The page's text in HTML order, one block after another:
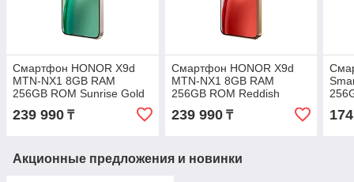
Смартфон HONOR X9d
MTN-NX1 8GB RAM
256GB ROM Sunrise Gold
239 990 ₸
Смартфон HONOR X9d
MTN-NX1 8GB RAM
256GB ROM Reddish
239 990₸
Акционные предложения и новинки